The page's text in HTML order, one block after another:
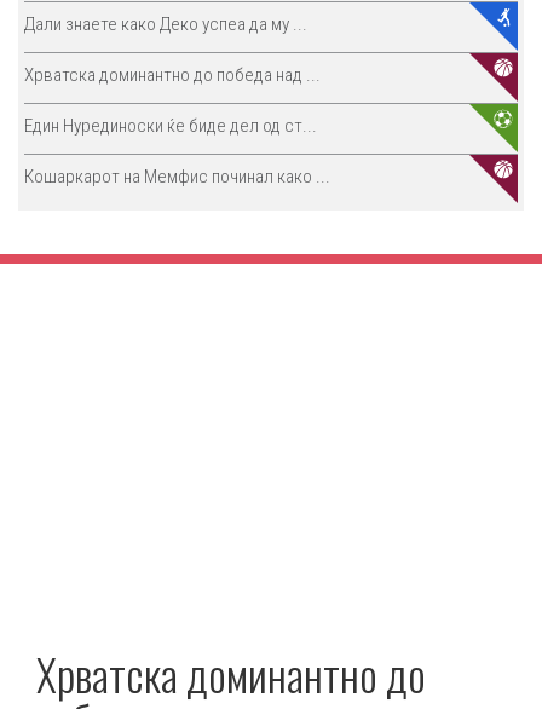
Дали знаете како Деко успеа да му ...
Хрватска доминантно до победа над ...
Един Нурединоски ќе биде дел од ст...
Кошаркарот на Мемфис починал како ...
Хрватска доминантно до